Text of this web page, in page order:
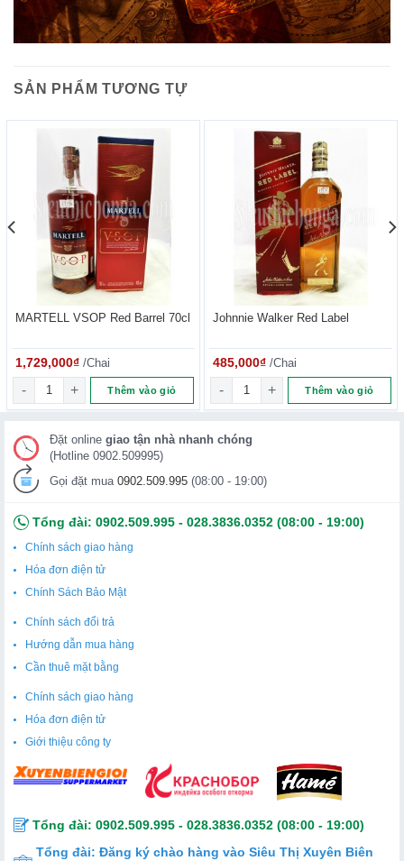
SẢN PHẨM TƯƠNG TỰ
MARTELL VSOP Red Barrel 70cl
1,729,000₫ /Chai
MARTELL VSOP Red Barrel 70cl số lượng
Thêm vào giỏ
Johnnie Walker Red Label
485,000₫ /Chai
Johnnie Walker Red Label số
Thêm vào giỏ
700ml số lượng
Đặt online giao tận nhà nhanh chóng
(Hotline 0902.509995)
Gọi đặt mua 0902.509.995 (08:00 - 19:00)
Tổng đài: 0902.509.995 - 028.3836.0352 (08:00 - 19:00)
Chính sách giao hàng
Hóa đơn điện tử
Chính Sách Bảo Mật
Chính sách đổi trả
Hướng dẫn mua hàng
Cần thuê mặt bằng
Chính sách giao hàng
Hóa đơn điện tử
Giới thiệu công ty
Tổng đài: 0902.509.995 - 028.3836.0352 (08:00 - 19:00)
Tổng đài: Đăng ký chào hàng vào Siêu Thị Xuyên Biên